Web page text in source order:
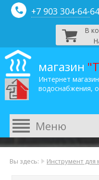
+7 903 304-64-64
В
магазин
Интернет
водоснабжения,
Вы здесь: Инструмент для